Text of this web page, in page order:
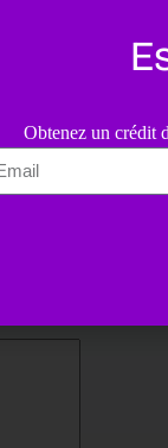
Obtenez un crédit